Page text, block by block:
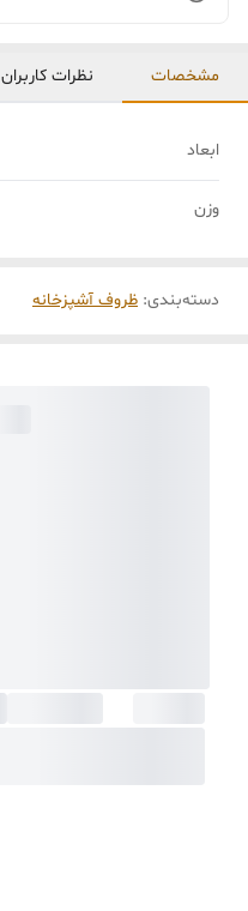
مشخصات نظرات کاربران
ابعاد
وزن
دسته‌بندی: ظروف آشپزخانه